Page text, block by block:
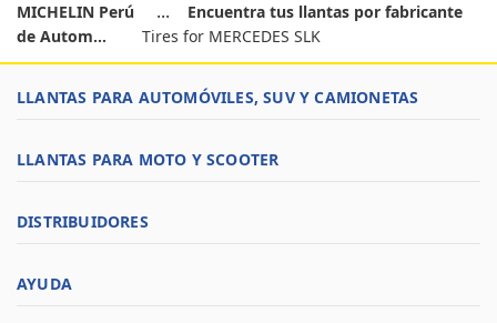
MICHELIN Perú
Encuentra tus llantas por fabricante
de Autom...
Tires for MERCEDES SLK
LLANTAS PARA AUTOMÓVILES, SUV Y CAMIONETAS
LLANTAS PARA MOTO Y SCOOTER
DISTRIBUIDORES
AYUDA